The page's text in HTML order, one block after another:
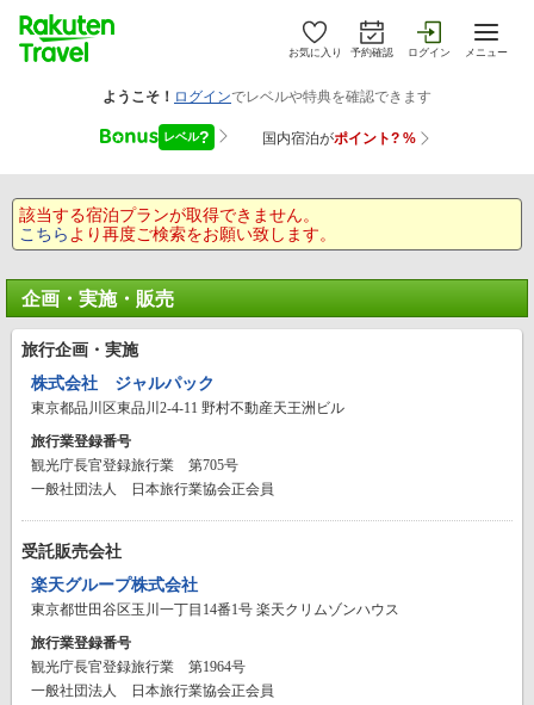
お気に入り 予約確認 ログイン メニュー
該当する宿泊プランが取得できません。
こちら より再度ご検索をお願い致します。
企画・実施・販売
旅行企画・実施
株式会社 ジャルパック
東京都品川区東品川2-4-11 野村不動産天王洲ビル
旅行業登録番号
観光庁長官登録旅行業 第705号
一般社団法人 日本旅行業協会正会員
受託販売会社
楽天グループ株式会社
東京都世田谷区玉川一丁目14番1号 楽天クリムゾンハウス
旅行業登録番号
観光庁長官登録旅行業 第1964号
一般社団法人 日本旅行業協会正会員